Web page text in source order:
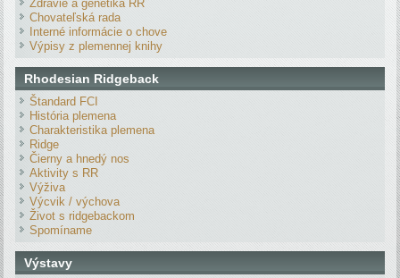
Zdravie a genetika RR
Chovateľská rada
Interné informácie o chove
Výpisy z plemennej knihy
Rhodesian Ridgeback
Štandard FCI
História plemena
Charakteristika plemena
Ridge
Čierny a hnedý nos
Aktivity s RR
Výživa
Výcvik / výchova
Život s ridgebackom
Spomíname
Výstavy